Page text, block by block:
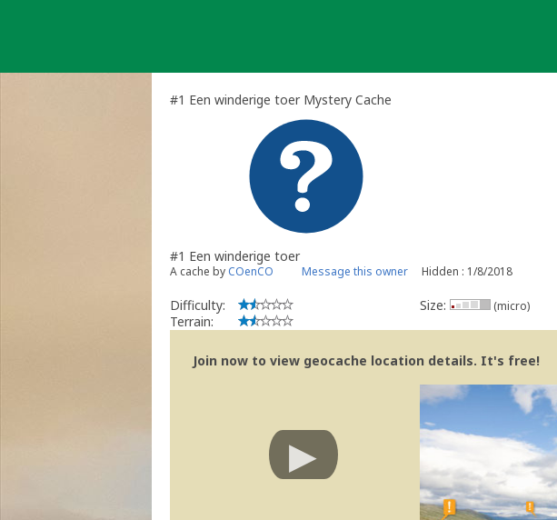
#1 Een winderige toer Mystery Cache
#1 Een winderige toer
A cache by COenCO Message this owner Hidden : 1/8/2018
Difficulty:
Terrain:
Size: (micro)
Join now to view geocache location details. It's free!